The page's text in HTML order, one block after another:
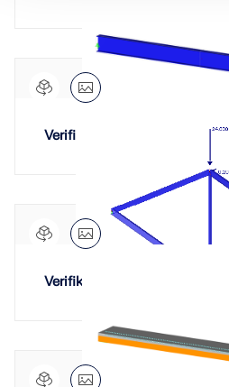
Verifikationsbeispiel 0099 | 2
Verifikationsbeispiel 0098 | 2